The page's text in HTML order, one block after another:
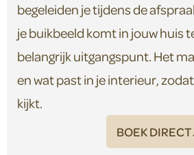
begeleiden je tijdens de
je buikbeeld komt in jouw huis
belangrijk uitgangspunt. Het
en wat past in je interieur,
kijkt.
BOEK